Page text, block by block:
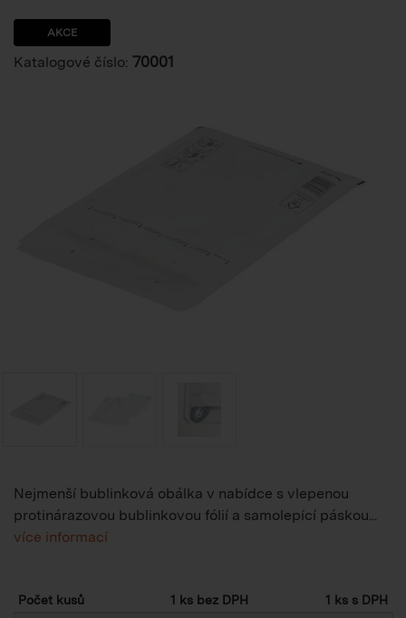
AKCE
Katalogové číslo: 70001
Nejmenší bublinková obálka v nabídce s vlepenou
protinárazovou bublinkovou fólií a samolepící páskou...
více informací
Počet kusů 1 ks bez DPH
1 ks s DPH